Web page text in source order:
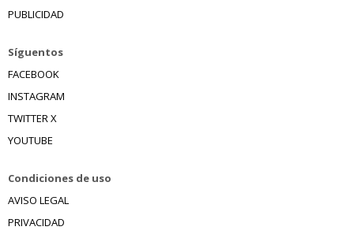
PUBLICIDAD
Síguentos
FACEBOOK
INSTAGRAM
TWITTER X
YOUTUBE
Condiciones de uso
AVISO LEGAL
PRIVACIDAD